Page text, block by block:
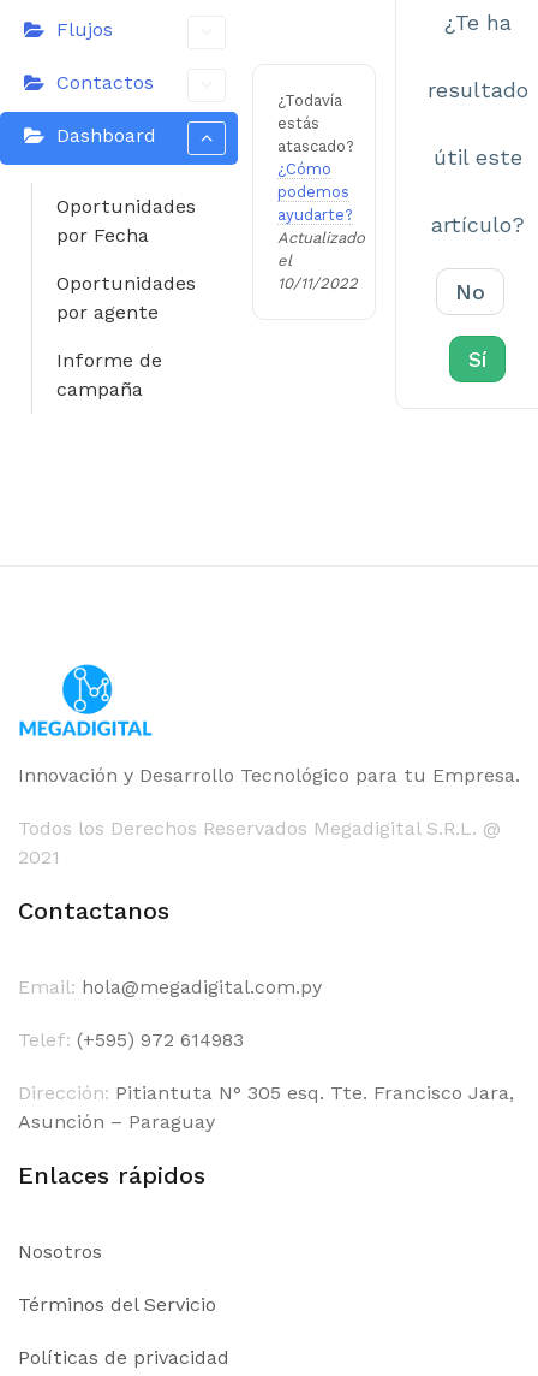
Flujos
Contactos
Dashboard
Oportunidades
por Fecha
Oportunidades
por agente
Informe de
campaña
¿Todavía
estás
atascado?
¿Cómo
podemos
ayudarte?
Actualizado
el
10/11/2022
¿Te ha
resultado
útil este
artículo?
No
Sí
Innovación y Desarrollo Tecnológico para tu Empresa.
Todos los Derechos Reservados Megadigital S.R.L. @
2021
Contactanos
Email: hola@megadigital.com.py
Telef: (+595) 972 614983
Dirección: Pitiantuta N° 305 esq. Tte. Francisco Jara,
Asunción – Paraguay
Enlaces rápidos
Nosotros
Términos del Servicio
Políticas de privacidad